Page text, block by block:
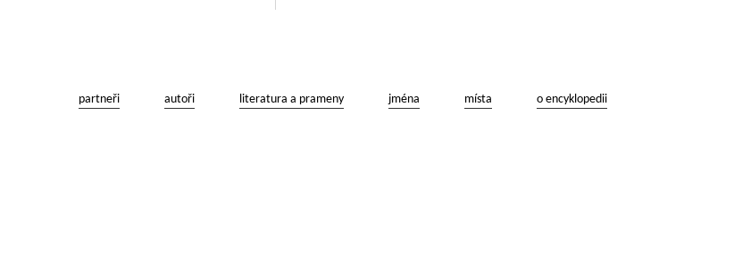
partneři autoři literatura a prameny jména místa o encyklopedii